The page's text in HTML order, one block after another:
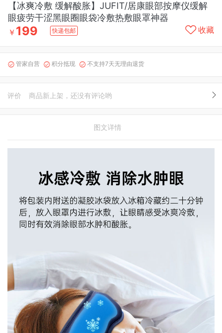
【冰爽冷敷 缓解酸胀】JUFIT/居康眼部按摩仪缓解
眼疲劳干涩黑眼圈眼袋冷敷热敷眼罩神器
￥ 199 快递包邮 收藏
 管家自营  积分抵现  不支持7天无理由退货
评价 商品新上架，还没有评论哟
图文详情